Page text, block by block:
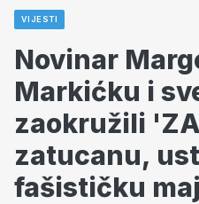
VIJESTI
Novinar
Markićku i
zaokružili
zatucanu,
fašističku